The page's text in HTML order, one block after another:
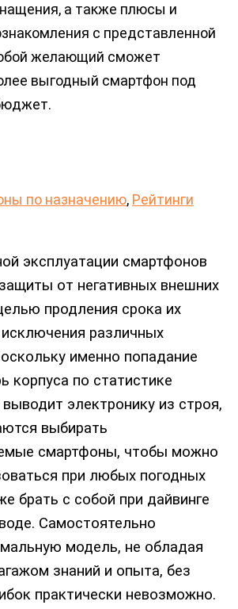
а также плюсы и
с представленной
желающий сможет
выгодный смартфон под
по назначению, Рейтинги
эксплуатации смартфонов
от негативных внешних
продления срока их
различных
именно попадание
корпуса по статистике
электронику из строя,
выбирать
смартфоны, чтобы можно
при любых погодных
брать с собой при дайвинге
Самостоятельно
модель, не обладая
знаний и опыта, без
практически невозможно.